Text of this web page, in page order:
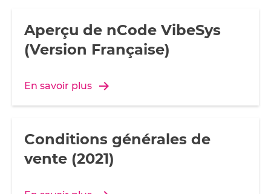
Aperçu de nCode VibeSys
(Version Française)
En savoir plus
Conditions générales de
vente (2021)